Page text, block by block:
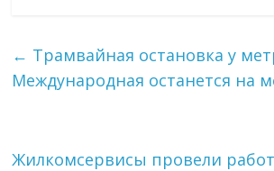
← Трамвайная остановка у
Международная останется на
Жилкомсервисы провели